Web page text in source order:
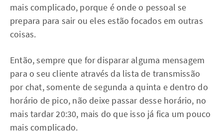
mais complicado, porque é onde o pessoal se
prepara para sair ou eles estão focados em outras
coisas.
Então, sempre que for disparar alguma mensagem
para o seu cliente através da lista de transmissão
por chat, somente de segunda a quinta e dentro do
horário de pico, não deixe passar desse horário, no
mais tardar 20:30, mais do que isso já fica um pouco
mais complicado.